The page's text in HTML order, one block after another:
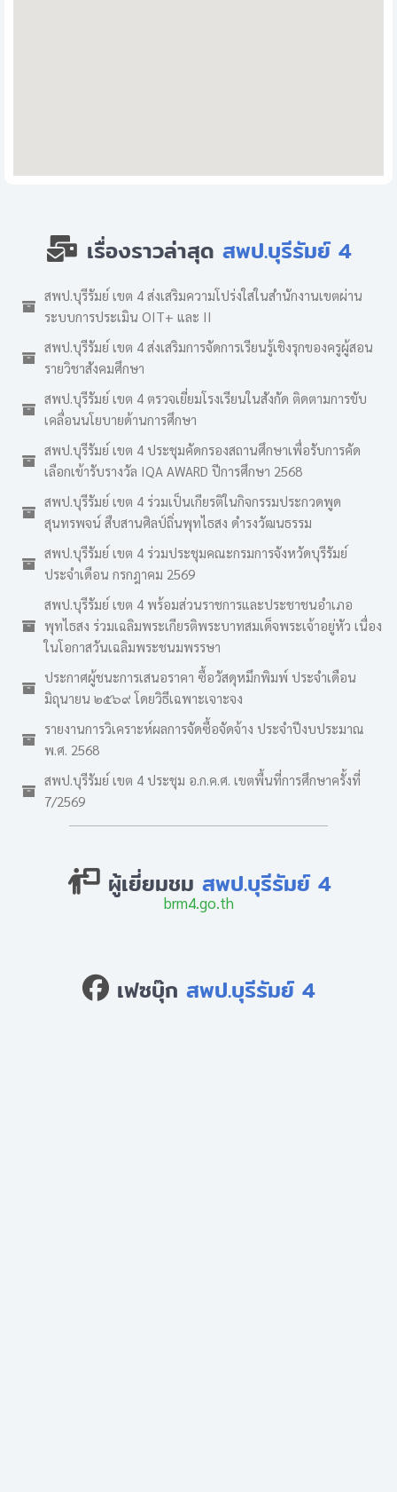
เรื่องราวล่าสุด สพป.บุรีรัมย์ 4
สพป.บุรีรัมย์ เขต 4 ส่งเสริมความโปร่งใสในสำนักงานเขตผ่าน
ระบบการประเมิน OIT+ และ II
สพป.บุรีรัมย์ เขต 4 ส่งเสริมการจัดการเรียนรู้เชิงรุกของครูผู้สอน
รายวิชาสังคมศึกษา
สพป.บุรีรัมย์ เขต 4 ตรวจเยี่ยมโรงเรียนในสังกัด ติดตามการขับ
เคลื่อนนโยบายด้านการศึกษา
สพป.บุรีรัมย์ เขต 4 ประชุมคัดกรองสถานศึกษาเพื่อรับการคัด
เลือกเข้ารับรางวัล IQA AWARD ปีการศึกษา 2568
สพป.บุรีรัมย์ เขต 4 ร่วมเป็นเกียรติในกิจกรรมประกวดพูด
สุนทรพจน์ สืบสานศิลป์ถิ่นพุทไธสง ดำรงวัฒนธรรม
สพป.บุรีรัมย์ เขต 4 ร่วมประชุมคณะกรมการจังหวัดบุรีรัมย์
ประจำเดือน กรกฎาคม 2569
สพป.บุรีรัมย์ เขต 4 พร้อมส่วนราชการและประชาชนอำเภอ
พุทไธสง ร่วมเฉลิมพระเกียรติพระบาทสมเด็จพระเจ้าอยู่หัว เนื่อง
ในโอกาสวันเฉลิมพระชนมพรรษา
ประกาศผู้ชนะการเสนอราคา ซื้อวัสดุหมึกพิมพ์ ประจำเดือน
มิถุนายน ๒๕๖๙ โดยวิธีเฉพาะเจาะจง
รายงานการวิเคราะห์ผลการจัดซื้อจัดจ้าง ประจำปีงบประมาณ
พ.ศ. 2568
สพป.บุรีรัมย์ เขต 4 ประชุม อ.ก.ค.ศ. เขตพื้นที่การศึกษาครั้งที่
7/2569
ผู้เยี่ยมชม สพป.บุรีรัมย์ 4
brm4.go.th
เฟซบุ๊ก สพป.บุรีรัมย์ 4